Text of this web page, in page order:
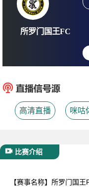
所罗门国王FC
高清直播 咪咕
比赛介绍
【赛事名称】 所罗门国王